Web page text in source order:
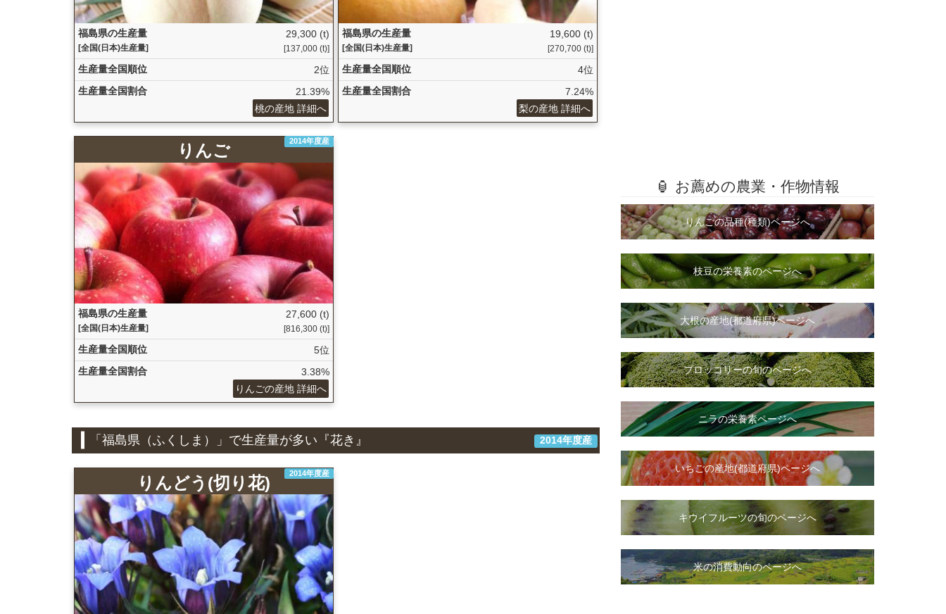
福島県の生産量
[全国(日本)生産量]
29,300 (t)
[137,000 (t)]
生産量全国順位
2位
生産量全国割合
21.39%
桃の産地 詳細へ
福島県の生産量
[全国(日本)生産量]
19,600 (t)
[270,700 (t)]
生産量全国順位
4位
生産量全国割合
7.24%
梨の産地 詳細へ
2014年度産
りんご
福島県の生産量
[全国(日本)生産量]
27,600 (t)
[816,300 (t)]
生産量全国順位
5位
生産量全国割合
3.38%
りんごの産地 詳細へ
2014年度産
「福島県（ふくしま）」で生産量が多い『花き』
2014年度産
りんどう(切り花)
🏮 お薦めの農業・作物情報
りんごの品種(種類)ページへ
枝豆の栄養素のページへ
大根の産地(都道府県)ページへ
ブロッコリーの旬のページへ
ニラの栄養素ページへ
いちごの産地(都道府県)ページへ
キウイフルーツの旬のページへ
米の消費動向のページへ